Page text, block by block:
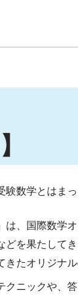
数学とはま
は、国際数学
どを果たして
きたオリジナ
クニックや、